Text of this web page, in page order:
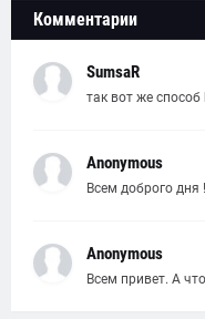
Комментарии
SumsaR
так вот же
Anonymous
Всем доброго дня
Anonymous
Всем привет. А